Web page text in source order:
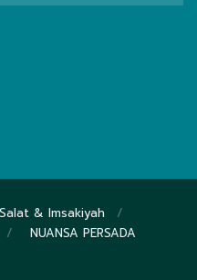
& Imsakiyah
NUANSA PERSADA